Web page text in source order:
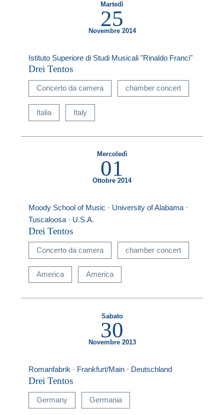
Martedì
25
Novembre 2014
Istituto Superiore di Studi Musicali "Rinaldo Franci"
Drei Tentos
Concerto da camera chamber concert
Italia Italy
Mercoledì
01
Ottobre 2014
Moody School of Music · University of Alabama ·
Tuscaloosa · U.S.A.
Drei Tentos
Concerto da camera chamber concert
America America
Sabato
30
Novembre 2013
Romanfabrik · Frankfurt/Main · Deutschland
Drei Tentos
Germany Germania